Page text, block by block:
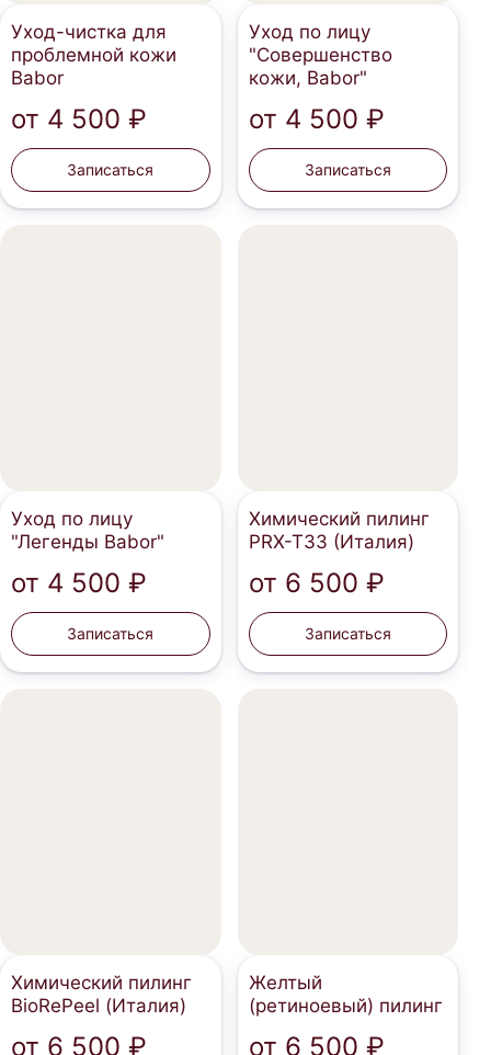
Уход-чистка для
проблемной кожи
Babor
от 4 500 ₽
Записаться
Уход по лицу
"Совершенство
кожи, Babor"
от 4 500 ₽
Записаться
Уход по лицу
"Легенды Babor"
от 4 500 ₽
Записаться
Химический пилинг
PRX-T33 (Италия)
от 6 500 ₽
Записаться
Химический пилинг
BioRePeel (Италия)
от 6 500 ₽
Желтый
(ретиноевый) пилинг
от 6 500 ₽